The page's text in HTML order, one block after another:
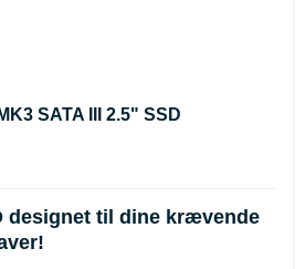
SATA III 2.5" SSD
designet til dine krævende